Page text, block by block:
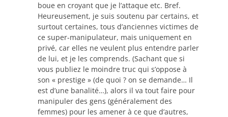
boue en croyant que je l’attaque etc. Bref.
Heureusement, je suis soutenu par certains, et
surtout certaines, tous d’anciennes victimes de
ce super-manipulateur, mais uniquement en
privé, car elles ne veulent plus entendre parler
de lui, et je les comprends. (Sachant que si
vous publiez le moindre truc qui s’oppose à
son « prestige » (de quoi ? on se demande… Il
est d’une banalité…), alors il va tout faire pour
manipuler des gens (généralement des
femmes) pour les amener à ce que d’autres,